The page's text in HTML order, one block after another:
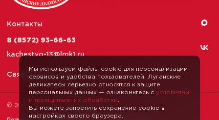
Мы используем файлы cookie для персонализации
сервисов и удобства пользователей. Луганские
деликатесы серьезно относятся к защите
персональных данных — ознакомьтесь с условиями
и принципами их обработки
Вы можете запретить сохранение cookie в
настройках своего браузера.
Контакты
8 (8572) 93-66-63
kachestvo-13@lmk1.ru
Связаться с нами
© 2026 Луганские Деликатесы